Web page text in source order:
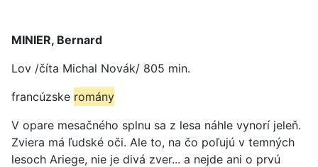
MINIER, Bernard
Lov /číta Michal Novák/ 805 min.
francúzske romány
V opare mesačného splnu sa z lesa náhle vynorí jeleň.
Zviera má ľudské oči. Ale to, na čo poľujú v temných
lesoch Ariege, nie je divá zver... a nejde ani o prvú